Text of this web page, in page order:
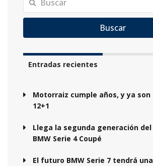
Buscar
Entradas recientes
Motorraiz cumple años, y ya son
12+1
Llega la segunda generación del
BMW Serie 4 Coupé
El futuro BMW Serie 7 tendrá una